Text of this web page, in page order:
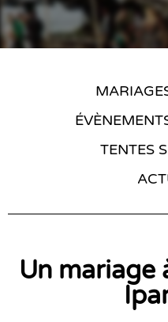
TENTES
Un mariage